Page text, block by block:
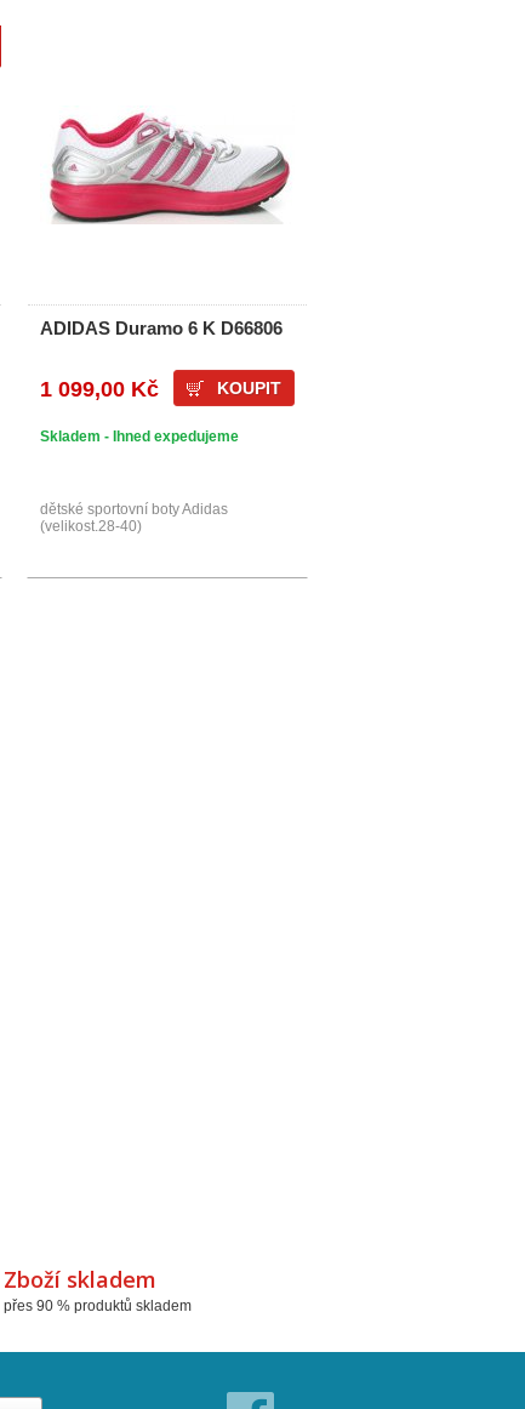
ADIDAS Duramo 6 K D66806
1 099,00 Kč KOUPIT
Skladem - Ihned expedujeme
dětské sportovní boty Adidas
(velikost.28-40)
Zboží skladem
přes 90 % produktů skladem